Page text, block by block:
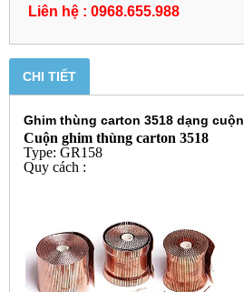
Liên hệ : 0968.655.988
CHI TIẾT
Ghim thùng carton 3518 dạng cuộn
Cuộn ghim thùng carton 3518
Type: GR158
Quy cách :